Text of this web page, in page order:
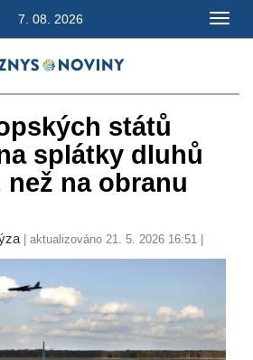
7. 08. 2026
států
splátky dluhů
než na obranu
| aktualizováno 21. 5. 2026 16:51 |